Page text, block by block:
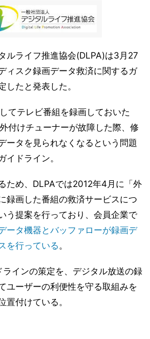
ルライフ推進協会(DLPA)は3月27
ィスク録画データ救済に関するガ
したと発表した。
てテレビ番組を録画しておいた
付けチューナーが故障した際、修
ータを見られなくなるという問題
イドライン。
ため、DLPAでは2012年4月に「外
録画した番組の救済サービスにつ
う提案を行っており、会員企業で
ータ機器とバッファローが録画デ
を行っている。
ラインの策定を、デジタル放送の録
ユーザーの利便性を守る取組みを
置付けている。